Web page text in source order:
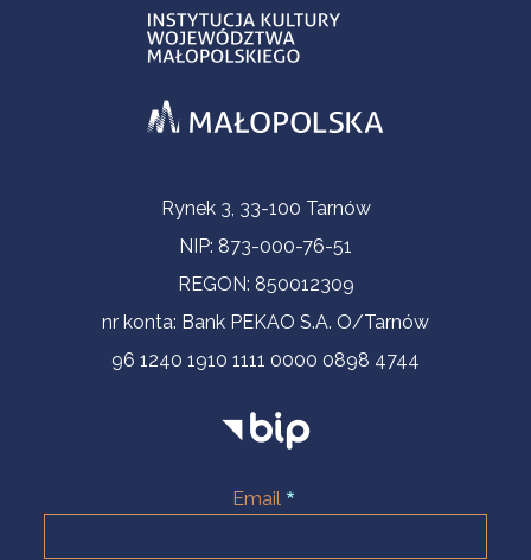
Informacje kontaktoweRynek 3, 33-100 Tarnów
NIP: 873-000-76-51
REGON: 850012309
nr konta: Bank PEKAO S.A. O/Tarnów
96 1240 1910 1111 0000 0898 4744
Email